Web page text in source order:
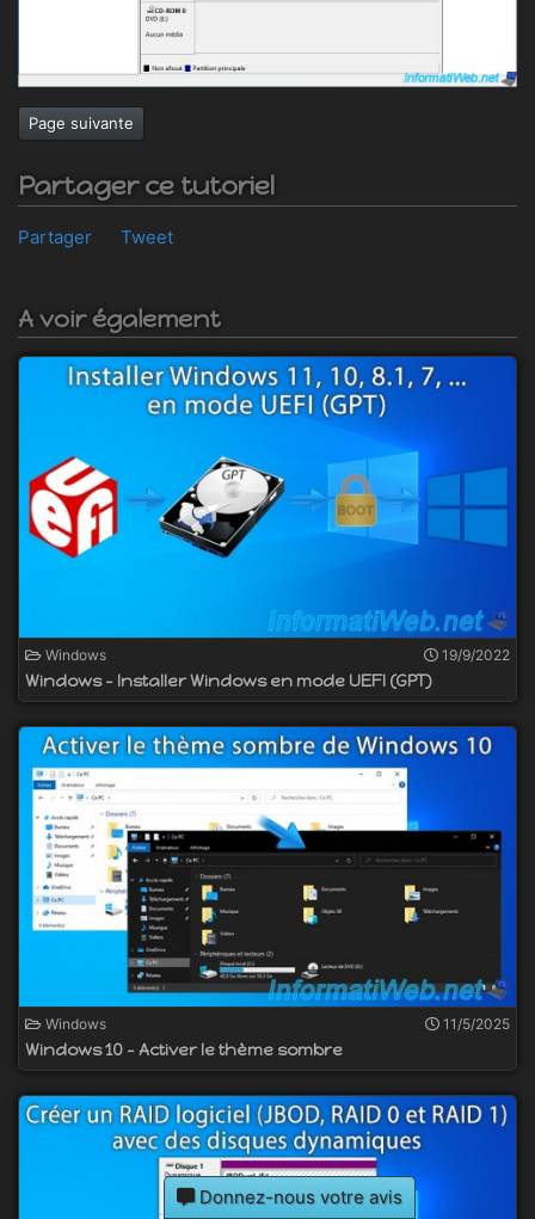
Page suivante
Partager ce tutoriel
Partager Tweet
A voir également
Windows 19/9/2022
Windows - Installer Windows en mode UEFI (GPT)
Windows 11/5/2025
Windows 10 - Activer le thème sombre
Donnez-nous votre avis